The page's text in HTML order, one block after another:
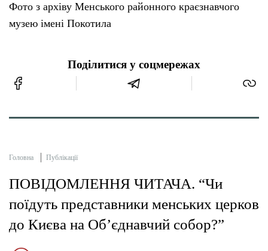
Фото з архіву Менського районного краєзнавчого
музею імені Покотила
Поділитися у соцмережах
Головна Публікації
ПОВІДОМЛЕННЯ ЧИТАЧА. “Чи
поїдуть представники менських церков
до Києва на Об’єднавчий собор?”